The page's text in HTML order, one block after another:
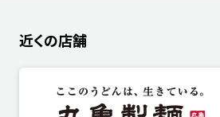
近くの店舗